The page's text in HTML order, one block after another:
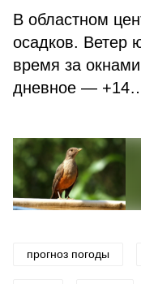
В областном
осадков. Ветер
время за
дневное —
прогноз погоды